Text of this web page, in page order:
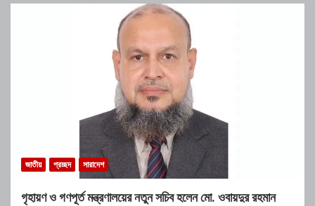
জাতীয় প্রচ্ছদ সারাদেশ
গৃহায়ণ ও গণপূর্ত মন্ত্রণালয়ের নতুন সচিব হলেন মো. ওবায়দুর রহমান